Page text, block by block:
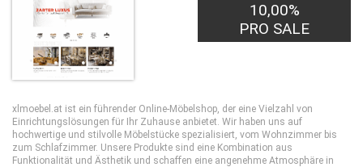
10,00%
PRO SALE
xlmoebel.at ist ein führender Online-Möbelshop, der eine Vielzahl von
Einrichtungslösungen für Ihr Zuhause anbietet. Wir haben uns auf
hochwertige und stilvolle Möbelstücke spezialisiert, vom Wohnzimmer bis
zum Schlafzimmer. Unsere Produkte sind eine Kombination aus
Funktionalität und Ästhetik und schaffen eine angenehme Atmosphäre in